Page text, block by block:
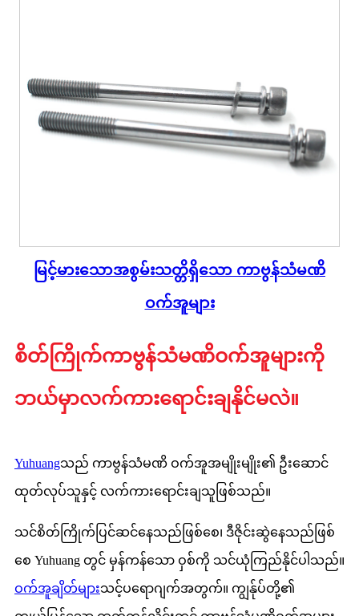
မြင့်မားသောအစွမ်းသတ္တိရှိသော ကာဗွန်သံမဏိ
ဝက်အူများ
စိတ်ကြိုက်ကာဗွန်သံမဏိဝက်အူများကို
ဘယ်မှာလက်ကားရောင်းချနိုင်မလဲ။
Yuhuangသည် ကာဗွန်သံမဏိ ဝက်အူအမျိုးမျိုး၏ ဦးဆောင်
ထုတ်လုပ်သူနှင့် လက်ကားရောင်းချသူဖြစ်သည်။
သင်စိတ်ကြိုက်ပြင်ဆင်နေသည်ဖြစ်စေ၊ ဒီဇိုင်းဆွဲနေသည်ဖြစ်
စေ Yuhuang တွင် မှန်ကန်သော ဝှစ်ကို သင်ယုံကြည်နိုင်ပါသည်။
ဝက်အူချိတ်များသင့်ပရောဂျက်အတွက်။ ကျွန်ုပ်တို့၏